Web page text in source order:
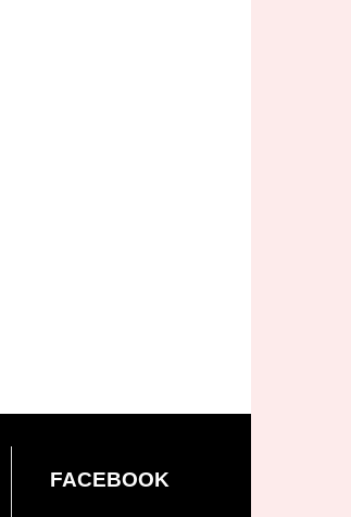
FACEBOOK